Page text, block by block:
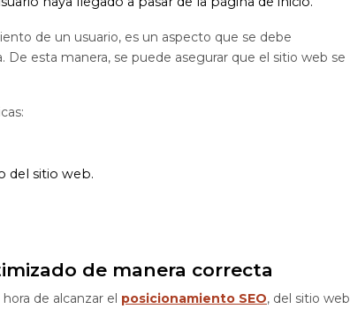
de un usuario, es un aspecto que se debe
esta manera, se puede asegurar que el sitio web se
del sitio web.
de manera correcta
de alcanzar el posicionamiento SEO, del sitio web